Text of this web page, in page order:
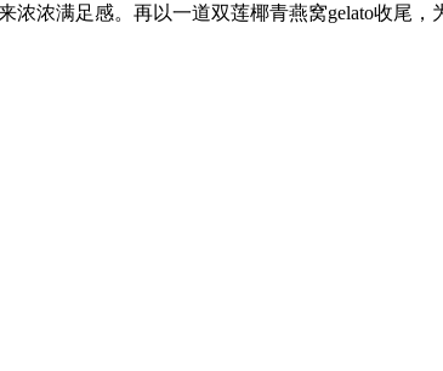
浓满足感。再以一道双莲椰青燕窝gelato收尾，